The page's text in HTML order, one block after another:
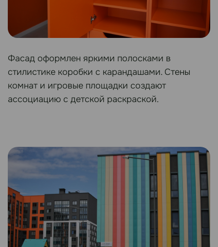
Фасад оформлен яркими полосками в
стилистике коробки с карандашами. Стены
комнат и игровые площадки создают
ассоциацию с детской раскраской.